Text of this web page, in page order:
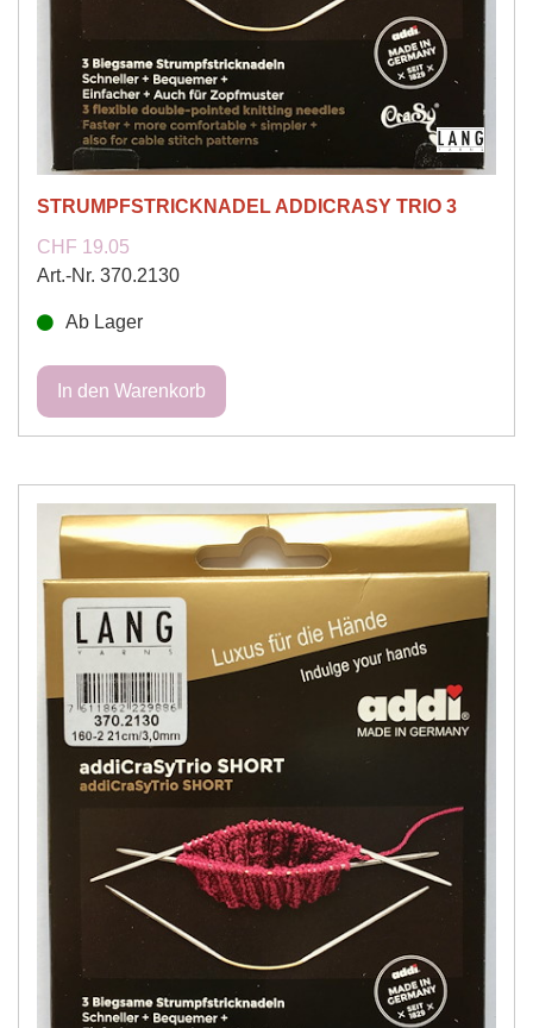
STRUMPFSTRICKNADEL ADDICRASY TRIO 3
CHF 19.05
Art.-Nr. 370.2130
Ab Lager